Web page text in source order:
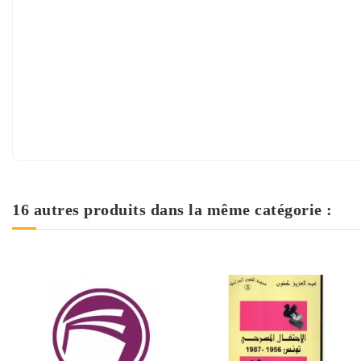
16 autres produits dans la même catégorie :